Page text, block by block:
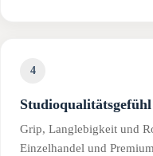
4
Studioqualitätsgefühl
Grip, Langlebigkeit und
Einzelhandel und